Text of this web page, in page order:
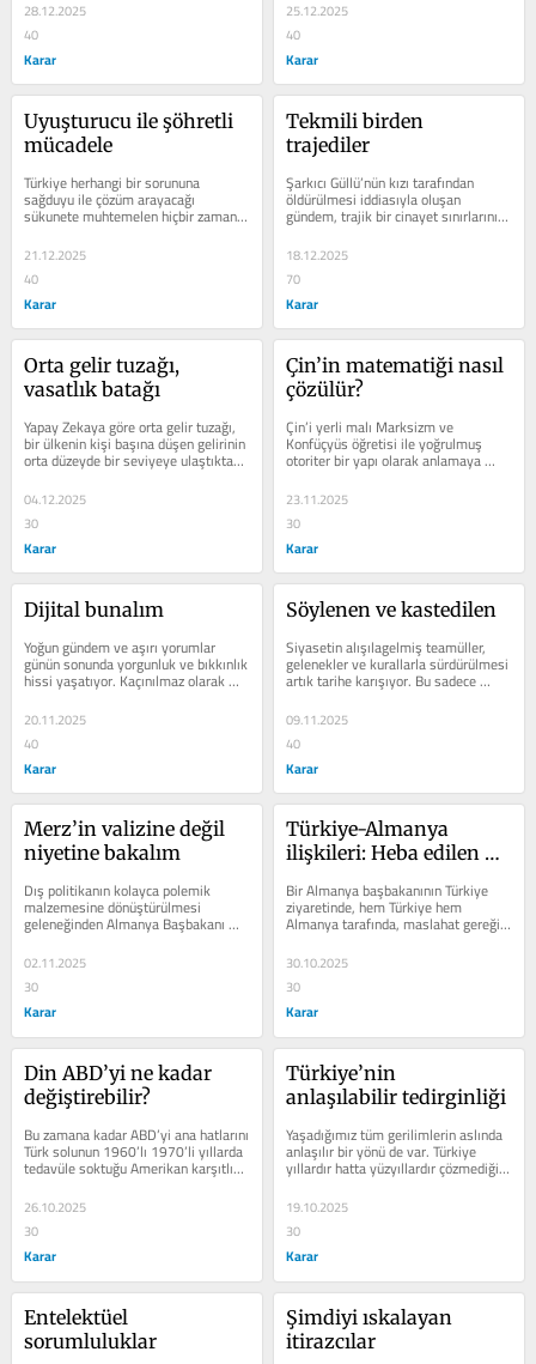
28.12.2025
40
Karar
25.12.2025
40
Karar
Uyuşturucu ile şöhretli
mücadele
Türkiye herhangi bir sorununa
sağduyu ile çözüm arayacağı
sükunete muhtemelen hiçbir zaman
ulaşamayacak. Kervan, şayet günün
birinde...
21.12.2025
40
Karar
Tekmili birden
trajediler
Şarkıcı Güllü’nün kızı tarafından
öldürülmesi iddiasıyla oluşan
gündem, trajik bir cinayet sınırlarını
çoktan aşarak,...
18.12.2025
70
Karar
Orta gelir tuzağı,
vasatlık batağı
Yapay Zekaya göre orta gelir tuzağı,
bir ülkenin kişi başına düşen gelirinin
orta düzeyde bir seviyeye ulaştıktan
sonra, düşük gelirli...
04.12.2025
30
Karar
Çin’in matematiği nasıl
çözülür?
Çin’i yerli malı Marksizm ve
Konfüçyüs öğretisi ile yoğrulmuş
otoriter bir yapı olarak anlamaya
çalışmak, bu yeni süper gücün...
23.11.2025
30
Karar
Dijital bunalım
Yoğun gündem ve aşırı yorumlar
günün sonunda yorgunluk ve bıkkınlık
hissi yaşatıyor. Kaçınılmaz olarak
sosyal medyanın ‘’ilgi...
20.11.2025
40
Karar
Söylenen ve kastedilen
Siyasetin alışılagelmiş teamüller,
gelenekler ve kurallarla sürdürülmesi
artık tarihe karışıyor. Bu sadece
Türkiye’ye mahsus bir şey...
09.11.2025
40
Karar
Merz’in valizine değil
niyetine bakalım
Dış politikanın kolayca polemik
malzemesine dönüştürülmesi
geleneğinden Almanya Başbakanı
Friedrich Merz de nasibini aldı.
Merz’in...
02.11.2025
30
Karar
Türkiye-Almanya
ilişkileri: Heba edilen
Bir Almanya başbakanının Türkiye
ziyaretinde, hem Türkiye hem
Almanya tarafında, maslahat gereği
istediğini söyleyemeyen liderler
fikri,...
30.10.2025
30
Karar
Din ABD’yi ne kadar
değiştirebilir?
Bu zamana kadar ABD’yi ana hatlarını
Türk solunun 1960’lı 1970’li yıllarda
tedavüle soktuğu Amerikan karşıtlığı
üzerinden okuduk....
26.10.2025
30
Karar
Türkiye’nin
anlaşılabilir tedirginliği
Yaşadığımız tüm gerilimlerin aslında
anlaşılır bir yönü de var. Türkiye
yıllardır hatta yüzyıllardır çözmediği
sorunlarla,...
19.10.2025
30
Karar
Entelektüel
sorumluluklar
Şimdiyi ıskalayan
itirazcılar